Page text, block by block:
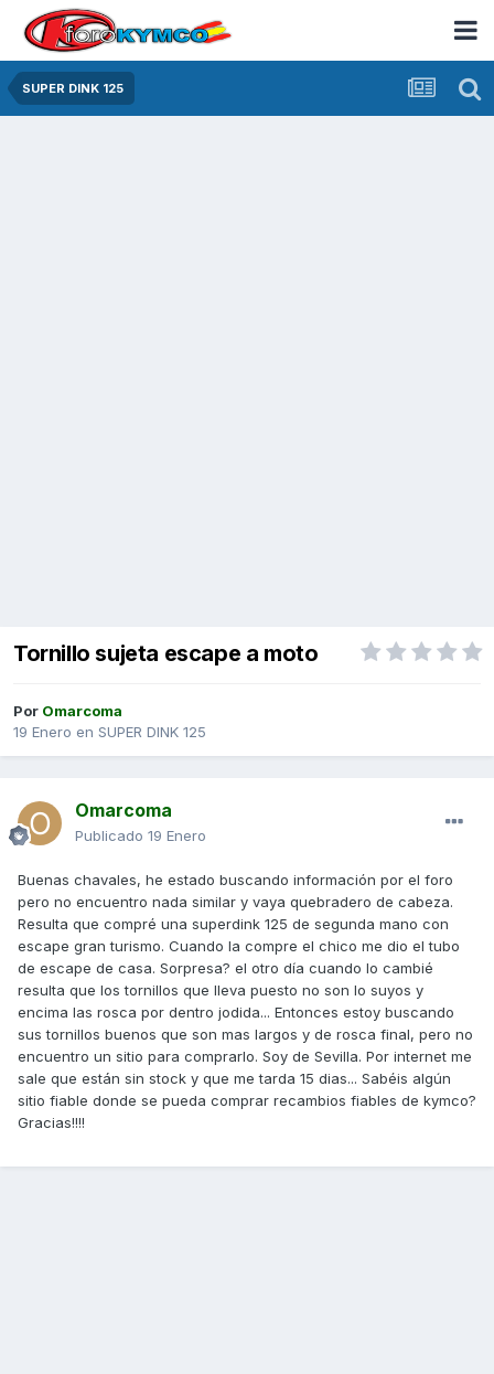
SUPER DINK 125
Tornillo sujeta escape a moto
Por Omarcoma
19 Enero en SUPER DINK 125
Omarcoma
Publicado 19 Enero
Buenas chavales, he estado buscando información por el foro
pero no encuentro nada similar y vaya quebradero de cabeza.
Resulta que compré una superdink 125 de segunda mano con
escape gran turismo. Cuando la compre el chico me dio el tubo
de escape de casa. Sorpresa? el otro día cuando lo cambié
resulta que los tornillos que lleva puesto no son lo suyos y
encima las rosca por dentro jodida... Entonces estoy buscando
sus tornillos buenos que son mas largos y de rosca final, pero no
encuentro un sitio para comprarlo. Soy de Sevilla. Por internet me
sale que están sin stock y que me tarda 15 dias... Sabéis algún
sitio fiable donde se pueda comprar recambios fiables de kymco?
Gracias!!!!